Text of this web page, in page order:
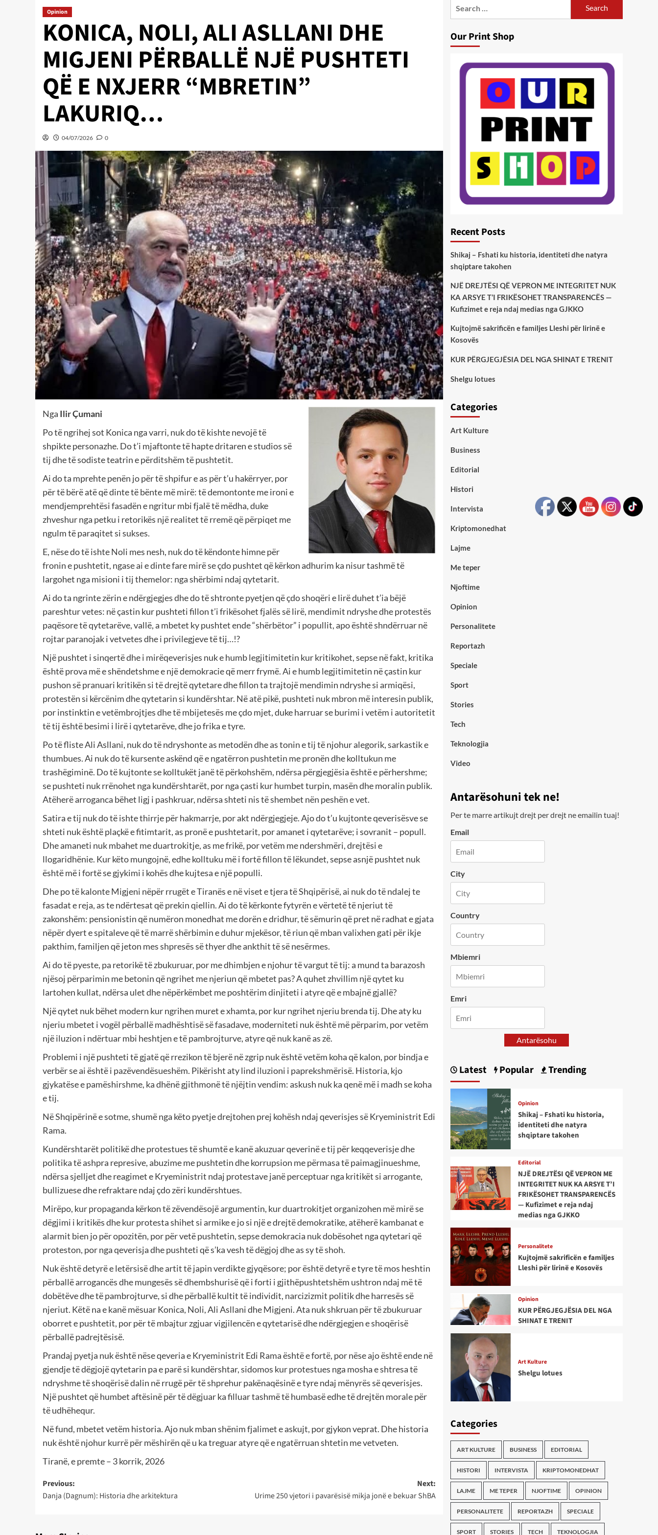
Opinion
KONICA, NOLI, ALI ASLLANI DHE
MIGJENI PËRBALLË NJË PUSHTETI
QË E NXJERR “MBRETIN”
LAKURIQ…
04/07/2026 0
Nga Ilir Çumani
Po të ngrihej sot Konica nga varri, nuk do të kishte nevojë të
shpikte personazhe. Do t’i mjaftonte të hapte dritaren e studios së
tij dhe të sodiste teatrin e përditshëm të pushtetit.
Ai do ta mprehte penën jo për të shpifur e as për t’u hakërryer, por
për të bërë atë që dinte të bënte më mirë: të demontonte me ironi e
mendjemprehtësi fasadën e ngritur mbi fjalë të mëdha, duke
zhveshur nga petku i retorikës një realitet të rremë që përpiqet me
ngulm të paraqitet si sukses.
E, nëse do të ishte Noli mes nesh, nuk do të këndonte himne për
fronin e pushtetit, ngase ai e dinte fare mirë se çdo pushtet që kërkon adhurim ka nisur tashmë të
largohet nga misioni i tij themelor: nga shërbimi ndaj qytetarit.
Ai do ta ngrinte zërin e ndërgjegjes dhe do të shtronte pyetjen që çdo shoqëri e lirë duhet t’ia bëjë
pareshtur vetes: në çastin kur pushteti fillon t’i frikësohet fjalës së lirë, mendimit ndryshe dhe protestës
paqësore të qytetarëve, vallë, a mbetet ky pushtet ende “shërbëtor” i popullit, apo është shndërruar në
rojtar paranojak i vetvetes dhe i privilegjeve të tij…!?
Një pushtet i sinqertë dhe i mirëqeverisjes nuk e humb legjitimitetin kur kritikohet, sepse në fakt, kritika
është prova më e shëndetshme e një demokracie që merr frymë. Ai e humb legjitimitetin në çastin kur
pushon së pranuari kritikën si të drejtë qytetare dhe fillon ta trajtojë mendimin ndryshe si armiqësi,
protestën si kërcënim dhe qytetarin si kundërshtar. Në atë pikë, pushteti nuk mbron më interesin publik,
por instinktin e vetëmbrojtjes dhe të mbijetesës me çdo mjet, duke harruar se burimi i vetëm i autoritetit
të tij është besimi i lirë i qytetarëve, dhe jo frika e tyre.
Po të fliste Ali Asllani, nuk do të ndryshonte as metodën dhe as tonin e tij të njohur alegorik, sarkastik e
thumbues. Ai nuk do të kursente askënd që e ngatërron pushtetin me pronën dhe kolltukun me
trashëgiminë. Do të kujtonte se kolltukët janë të përkohshëm, ndërsa përgjegjësia është e përhershme;
se pushteti nuk rrënohet nga kundërshtarët, por nga çasti kur humbet turpin, masën dhe moralin publik.
Atëherë arroganca bëhet ligj i pashkruar, ndërsa shteti nis të shembet nën peshën e vet.
Satira e tij nuk do të ishte thirrje për hakmarrje, por akt ndërgjegjeje. Ajo do t’u kujtonte qeverisësve se
shteti nuk është plaçkë e fitimtarit, as pronë e pushtetarit, por amanet i qytetarëve; i sovranit – popull.
Dhe amaneti nuk mbahet me duartrokitje, as me frikë, por vetëm me ndershmëri, drejtësi e
llogaridhënie. Kur këto mungojnë, edhe kolltuku më i fortë fillon të lëkundet, sepse asnjë pushtet nuk
është më i fortë se gjykimi i kohës dhe kujtesa e një populli.
Dhe po të kalonte Migjeni nëpër rrugët e Tiranës e në viset e tjera të Shqipërisë, ai nuk do të ndalej te
fasadat e reja, as te ndërtesat që prekin qiellin. Ai do të kërkonte fytyrën e vërtetë të njeriut të
zakonshëm: pensionistin që numëron monedhat me dorën e dridhur, të sëmurin që pret në radhat e gjata
nëpër dyert e spitaleve që të marrë shërbimin e duhur mjekësor, të riun që mban valixhen gati për ikje
pakthim, familjen që jeton mes shpresës së thyer dhe ankthit të së nesërmes.
Ai do të pyeste, pa retorikë të zbukuruar, por me dhimbjen e njohur të vargut të tij: a mund ta barazosh
njësoj përparimin me betonin që ngrihet me njeriun që mbetet pas? A quhet zhvillim një qytet ku
lartohen kullat, ndërsa ulet dhe nëpërkëmbet me poshtërim dinjiteti i atyre që e mbajnë gjallë?
Një qytet nuk bëhet modern kur ngrihen muret e xhamta, por kur ngrihet njeriu brenda tij. Dhe aty ku
njeriu mbetet i vogël përballë madhështisë së fasadave, moderniteti nuk është më përparim, por vetëm
një iluzion i ndërtuar mbi heshtjen e të pambrojturve, atyre që nuk kanë as zë.
Problemi i një pushteti të gjatë që rrezikon të bjerë në zgrip nuk është vetëm koha që kalon, por bindja e
verbër se ai është i pazëvendësueshëm. Pikërisht aty lind iluzioni i paprekshmërisë. Historia, kjo
gjykatëse e pamëshirshme, ka dhënë gjithmonë të njëjtin vendim: askush nuk ka qenë më i madh se koha
e tij.
Në Shqipërinë e sotme, shumë nga këto pyetje drejtohen prej kohësh ndaj qeverisjes së Kryeministrit Edi
Rama.
Kundërshtarët politikë dhe protestues të shumtë e kanë akuzuar qeverinë e tij për keqqeverisje dhe
politika të ashpra represive, abuzime me pushtetin dhe korrupsion me përmasa të paimagjinueshme,
ndërsa sjelljet dhe reagimet e Kryeministrit ndaj protestave janë perceptuar nga kritikët si arrogante,
bullizuese dhe refraktare ndaj çdo zëri kundërshtues.
Mirëpo, kur propaganda kërkon të zëvendësojë argumentin, kur duartrokitjet organizohen më mirë se
dëgjimi i kritikës dhe kur protesta shihet si armike e jo si një e drejtë demokratike, atëherë kambanat e
alarmit bien jo për opozitën, por për vetë pushtetin, sepse demokracia nuk dobësohet nga qytetari që
proteston, por nga qeverisja dhe pushteti që s’ka vesh të dëgjoj dhe as sy të shoh.
Nuk është detyrë e letërsisë dhe artit të japin verdikte gjyqësore; por është detyrë e tyre të mos heshtin
përballë arrogancës dhe mungesës së dhembshurisë që i forti i gjithëpushtetshëm ushtron ndaj më të
dobëtëve dhe të pambrojturve, si dhe përballë kultit të individit, narcizizmit politik dhe harresës së
njeriut. Këtë na e kanë mësuar Konica, Noli, Ali Asllani dhe Migjeni. Ata nuk shkruan për të zbukuruar
oborret e pushtetit, por për të mbajtur zgjuar vigjilencën e qytetarisë dhe ndërgjegjen e shoqërisë
përballë padrejtësisë.
Prandaj pyetja nuk është nëse qeveria e Kryeministrit Edi Rama është e fortë, por nëse ajo është ende në
gjendje të dëgjojë qytetarin pa e parë si kundërshtar, sidomos kur protestues nga mosha e shtresa të
ndryshme të shoqërisë dalin në rrugë për të shprehur pakënaqësinë e tyre ndaj mënyrës së qeverisjes.
Një pushtet që humbet aftësinë për të dëgjuar ka filluar tashmë të humbasë edhe të drejtën morale për
të udhëhequr.
Në fund, mbetet vetëm historia. Ajo nuk mban shënim fjalimet e askujt, por gjykon veprat. Dhe historia
nuk është njohur kurrë për mëshirën që u ka treguar atyre që e ngatërruan shtetin me vetveten.
Tiranë, e premte – 3 korrik, 2026
Post
navigation
Previous:
Danja (Dagnum): Historia dhe arkitektura
Next:
Urime 250 vjetori i pavarësisë mikja jonë e bekuar ShBA
Our Print Shop
Recent Posts
Shikaj – Fshati ku historia, identiteti dhe natyra
shqiptare takohen
NJË DREJTËSI QË VEPRON ME INTEGRITET NUK
KA ARSYE T’I FRIKËSOHET TRANSPARENCËS —
Kufizimet e reja ndaj medias nga GJKKO
Kujtojmë sakrificën e familjes Lleshi për lirinë e
Kosovës
KUR PËRGJEGJËSIA DEL NGA SHINAT E TRENIT
Shelgu lotues
Categories
Art Kulture
Business
Editorial
Histori
Intervista
Kriptomonedhat
Lajme
Me teper
Njoftime
Opinion
Personalitete
Reportazh
Speciale
Sport
Stories
Tech
Teknologjia
Video
Antarësohuni tek ne!
Per te marre artikujt drejt per drejt ne emailin tuaj!
Email
City
Country
Mbiemri
Emri
Antarësohu
Latest Popular Trending
Opinion
Shikaj – Fshati ku historia,
identiteti dhe natyra
shqiptare takohen
Editorial
NJË DREJTËSI QË VEPRON ME
INTEGRITET NUK KA ARSYE T’I
FRIKËSOHET TRANSPARENCËS
— Kufizimet e reja ndaj
medias nga GJKKO
Personalitete
Kujtojmë sakrificën e familjes
Lleshi për lirinë e Kosovës
Opinion
KUR PËRGJEGJËSIA DEL NGA
SHINAT E TRENIT
Art Kulture
Shelgu lotues
Categories
ART KULTURE BUSINESS EDITORIAL
HISTORI INTERVISTA KRIPTOMONEDHAT
LAJME ME TEPER NJOFTIME OPINION
PERSONALITETE REPORTAZH SPECIALE
SPORT STORIES TECH TEKNOLOGJIA